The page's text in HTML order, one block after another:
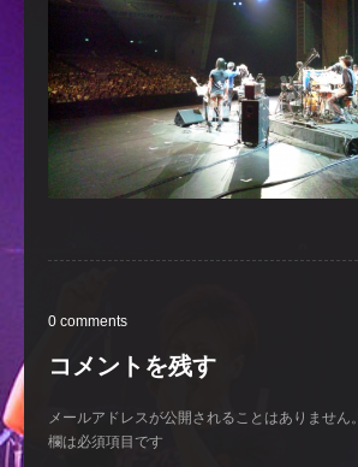
0 comments
コメントを残す
メールアドレスが公開されることはありません。
欄は必須項目です